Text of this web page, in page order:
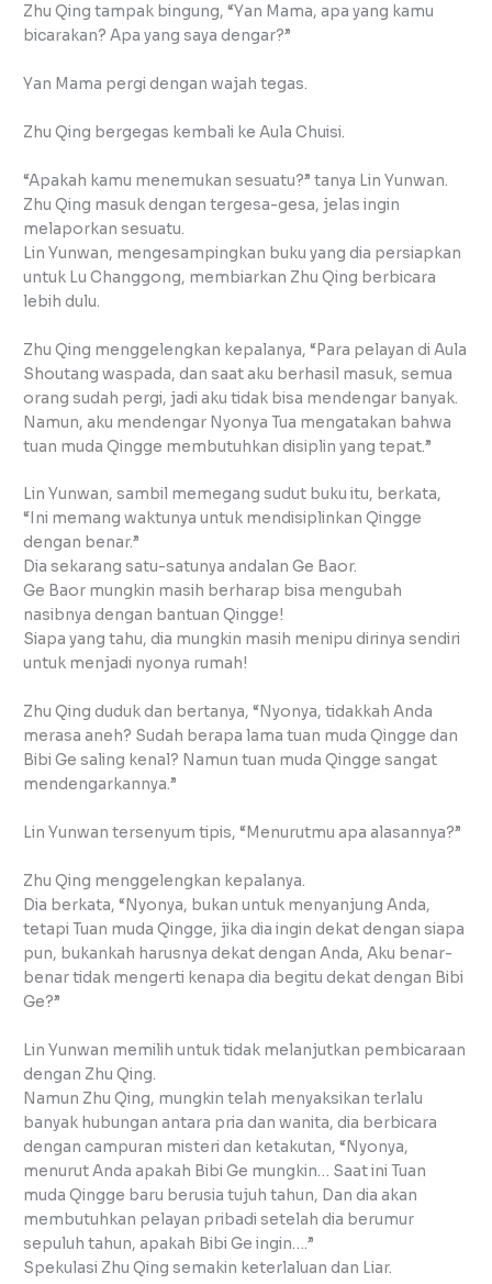
Zhu Qing tampak bingung, “Yan Mama, apa yang kamu
bicarakan? Apa yang saya dengar?”
Yan Mama pergi dengan wajah tegas.
Zhu Qing bergegas kembali ke Aula Chuisi.
“Apakah kamu menemukan sesuatu?” tanya Lin Yunwan.
Zhu Qing masuk dengan tergesa-gesa, jelas ingin
melaporkan sesuatu.
Lin Yunwan, mengesampingkan buku yang dia persiapkan
untuk Lu Changgong, membiarkan Zhu Qing berbicara
lebih dulu.
Zhu Qing menggelengkan kepalanya, “Para pelayan di Aula
Shoutang waspada, dan saat aku berhasil masuk, semua
orang sudah pergi, jadi aku tidak bisa mendengar banyak.
Namun, aku mendengar Nyonya Tua mengatakan bahwa
tuan muda Qingge membutuhkan disiplin yang tepat.”
Lin Yunwan, sambil memegang sudut buku itu, berkata,
“Ini memang waktunya untuk mendisiplinkan Qingge
dengan benar.”
Dia sekarang satu-satunya andalan Ge Baor.
Ge Baor mungkin masih berharap bisa mengubah
nasibnya dengan bantuan Qingge!
Siapa yang tahu, dia mungkin masih menipu dirinya sendiri
untuk menjadi nyonya rumah!
Zhu Qing duduk dan bertanya, “Nyonya, tidakkah Anda
merasa aneh? Sudah berapa lama tuan muda Qingge dan
Bibi Ge saling kenal? Namun tuan muda Qingge sangat
mendengarkannya.”
Lin Yunwan tersenyum tipis, “Menurutmu apa alasannya?”
Zhu Qing menggelengkan kepalanya.
Dia berkata, “Nyonya, bukan untuk menyanjung Anda,
tetapi Tuan muda Qingge, jika dia ingin dekat dengan siapa
pun, bukankah harusnya dekat dengan Anda, Aku benar-
benar tidak mengerti kenapa dia begitu dekat dengan Bibi
Ge?”
Lin Yunwan memilih untuk tidak melanjutkan pembicaraan
dengan Zhu Qing.
Namun Zhu Qing, mungkin telah menyaksikan terlalu
banyak hubungan antara pria dan wanita, dia berbicara
dengan campuran misteri dan ketakutan, “Nyonya,
menurut Anda apakah Bibi Ge mungkin… Saat ini Tuan
muda Qingge baru berusia tujuh tahun, Dan dia akan
membutuhkan pelayan pribadi setelah dia berumur
sepuluh tahun, apakah Bibi Ge ingin….”
Spekulasi Zhu Qing semakin keterlaluan dan Liar.